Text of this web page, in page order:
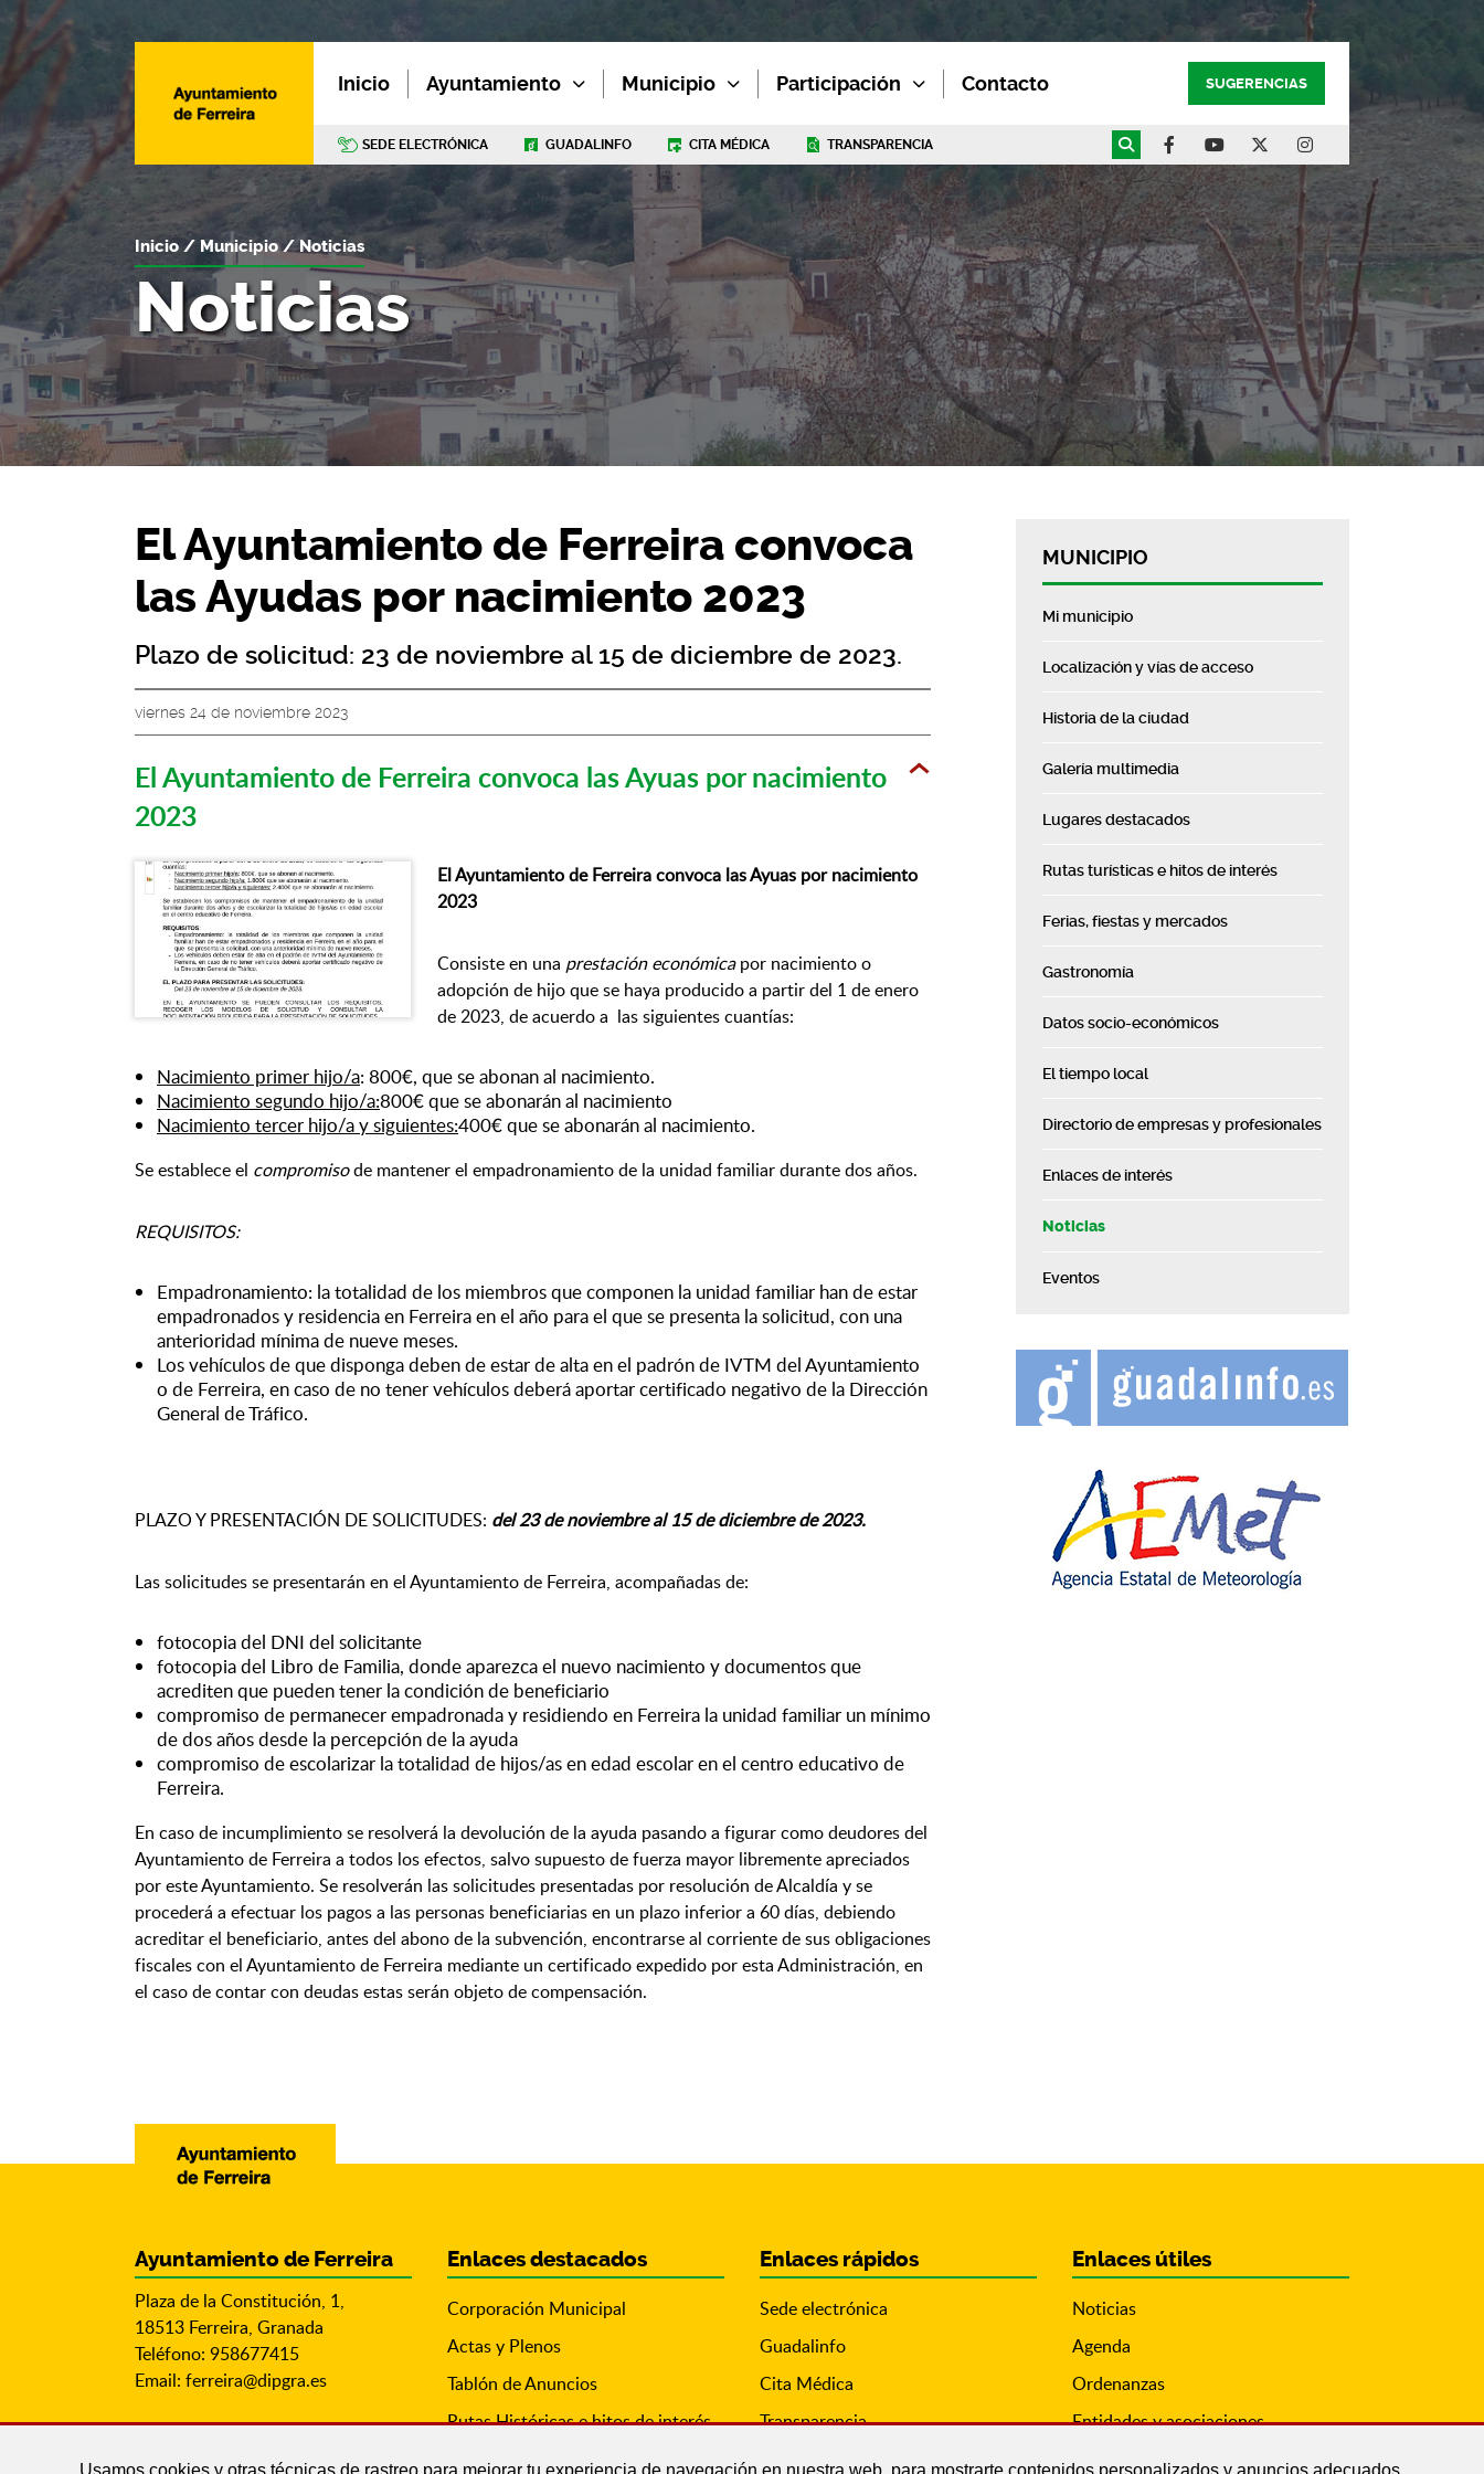
Usamos cookies y otras técnicas de rastreo para mejorar tu experiencia de navegación en nuestra web, para mostrarte contenidos personalizados y anuncios adecuados,
Inicio Ayuntamiento Municipio Participación Contacto SUGERENCIAS
SEDE ELECTRÓNICA GUADALINFO CITA MÉDICA TRANSPARENCIA
Noticias
Inicio Municipio Noticias
El Ayuntamiento de Ferreira convoca
las Ayudas por nacimiento 2023
Plazo de solicitud: 23 de noviembre al 15 de diciembre de 2023.
viernes 24 de noviembre 2023
El Ayuntamiento de Ferreira convoca las Ayuas por nacimiento
2023
El Ayuntamiento de Ferreira convoca las Ayuas por nacimiento
2023
Consiste en una prestación económicapor nacimiento o
adopción de hijo que se haya producido a partir del 1 de enero
de 2023, de acuerdo a las siguientes cuantías:
Nacimiento primer hijo/a: 800€, que se abonan al nacimiento.
Nacimiento segundo hijo/a:800€ que se abonarán al nacimiento
Nacimiento tercer hijo/a y siguientes:400€ que se abonarán al nacimiento.
Se establece el compromisode mantener el empadronamiento de la unidad familiar durante dos años.
REQUISITOS:
Empadronamiento: la totalidad de los miembros que componen la unidad familiar han de estar
empadronados y residencia en Ferreira en el año para el que se presenta la solicitud, con una
anterioridad mínima de nueve meses.
Los vehículos de que disponga deben de estar de alta en el padrón de IVTM del Ayuntamiento
o de Ferreira, en caso de no tener vehículos deberá aportar certificado negativo de la Dirección
General de Tráfico.
PLAZO Y PRESENTACIÓN DE SOLICITUDES: del 23 de noviembre al 15 de diciembre de 2023.
Las solicitudes se presentarán en el Ayuntamiento de Ferreira, acompañadas de:
fotocopia del DNI del solicitante
fotocopia del Libro de Familia, donde aparezca el nuevo nacimiento y documentos que
acrediten que pueden tener la condición de beneficiario
compromiso de permanecer empadronada y residiendo en Ferreira la unidad familiar un mínimo
de dos años desde la percepción de la ayuda
compromiso de escolarizar la totalidad de hijos/as en edad escolar en el centro educativo de
Ferreira.
En caso de incumplimiento se resolverá la devolución de la ayuda pasando a figurar como deudores del
Ayuntamiento de Ferreira a todos los efectos, salvo supuesto de fuerza mayor libremente apreciados
por este Ayuntamiento. Se resolverán las solicitudes presentadas por resolución de Alcaldía y se
procederá a efectuar los pagos a las personas beneficiarias en un plazo inferior a 60 días, debiendo
acreditar el beneficiario, antes del abono de la subvención, encontrarse al corriente de sus obligaciones
fiscales con el Ayuntamiento de Ferreira mediante un certificado expedido por esta Administración, en
el caso de contar con deudas estas serán objeto de compensación.
MUNICIPIO
Mi municipio
Localización y vías de acceso
Historia de la ciudad
Galería multimedia
Lugares destacados
Rutas turísticas e hitos de interés
Ferias, fiestas y mercados
Gastronomía
Datos socio-económicos
El tiempo local
Directorio de empresas y profesionales
Enlaces de interés
Noticias
Eventos
Ayuntamiento de Ferreira
Plaza de la Constitución, 1,
18513 Ferreira, Granada
Teléfono: 958677415
Email: ferreira@dipgra.es
Enlaces destacados
Corporación Municipal
Actas y Plenos
Tablón de Anuncios
Rutas Históricas e hitos de interés
Enlaces rápidos
Sede electrónica
Guadalinfo
Cita Médica
Transparencia
Enlaces útiles
Noticias
Agenda
Ordenanzas
Entidades y asociaciones